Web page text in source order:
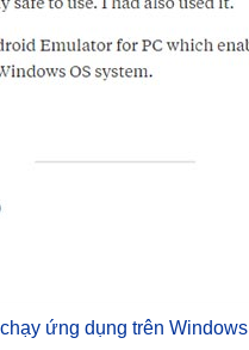
ứng dụng trên Windows